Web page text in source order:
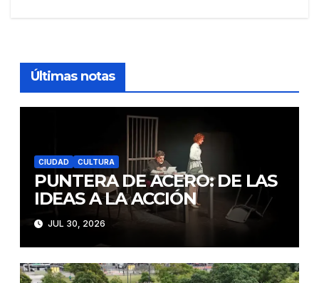
Últimas notas
CIUDAD CULTURA
PUNTERA DE ACERO: DE LAS
IDEAS A LA ACCIÓN
JUL 30, 2026